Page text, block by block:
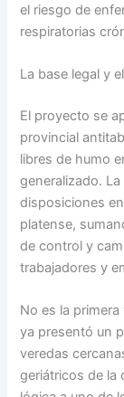
el riesgo de
respiratorias
La base legal y
El proyecto se
provincial
libres de humo
generalizado.
disposiciones
platense,
de control y
trabajadores y
No es la
ya presentó un
veredas
geriátricos de la